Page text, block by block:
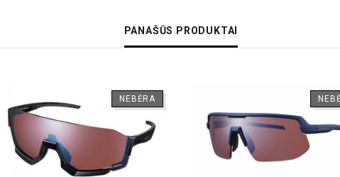
PANAŠŪS PRODUKTAI
NEBĖRA